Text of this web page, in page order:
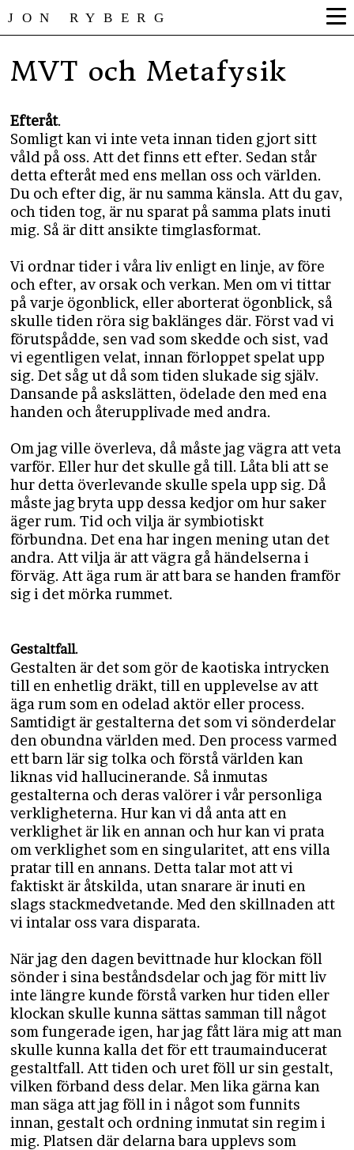
JON RYBERG
MVT och Metafysik
Efteråt.
Somligt kan vi inte veta innan tiden gjort sitt
våld på oss. Att det finns ett efter. Sedan står
detta efteråt med ens mellan oss och världen.
Du och efter dig, är nu samma känsla. Att du gav,
och tiden tog, är nu sparat på samma plats inuti
mig. Så är ditt ansikte timglasformat.
Vi ordnar tider i våra liv enligt en linje, av före
och efter, av orsak och verkan. Men om vi tittar
på varje ögonblick, eller aborterat ögonblick, så
skulle tiden röra sig baklänges där. Först vad vi
förutspådde, sen vad som skedde och sist, vad
vi egentligen velat, innan förloppet spelat upp
sig. Det såg ut då som tiden slukade sig själv.
Dansande på askslätten, ödelade den med ena
handen och återupplivade med andra.
Om jag ville överleva, då måste jag vägra att veta
varför. Eller hur det skulle gå till. Låta bli att se
hur detta överlevande skulle spela upp sig. Då
måste jag bryta upp dessa kedjor om hur saker
äger rum. Tid och vilja är symbiotiskt
förbundna. Det ena har ingen mening utan det
andra. Att vilja är att vägra gå händelserna i
förväg. Att äga rum är att bara se handen framför
sig i det mörka rummet.
Gestaltfall.
Gestalten är det som gör de kaotiska intrycken
till en enhetlig dräkt, till en upplevelse av att
äga rum som en odelad aktör eller process.
Samtidigt är gestalterna det som vi sönderdelar
den obundna världen med. Den process varmed
ett barn lär sig tolka och förstå världen kan
liknas vid hallucinerande. Så inmutas
gestalterna och deras valörer i vår personliga
verkligheterna. Hur kan vi då anta att en
verklighet är lik en annan och hur kan vi prata
om verklighet som en singularitet, att ens villa
pratar till en annans. Detta talar mot att vi
faktiskt är åtskilda, utan snarare är inuti en
slags stackmedvetande. Med den skillnaden att
vi intalar oss vara disparata.
När jag den dagen bevittnade hur klockan föll
sönder i sina beståndsdelar och jag för mitt liv
inte längre kunde förstå varken hur tiden eller
klockan skulle kunna sättas samman till något
som fungerade igen, har jag fått lära mig att man
skulle kunna kalla det för ett traumainducerat
gestaltfall. Att tiden och uret föll ur sin gestalt,
vilken förband dess delar. Men lika gärna kan
man säga att jag föll in i något som funnits
innan, gestalt och ordning inmutat sin regim i
mig. Platsen där delarna bara upplevs som